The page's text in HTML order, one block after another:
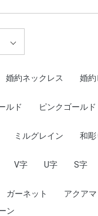
婚約ネックレス 婚約
ルド ピンクゴールド
ミルグレイン 和彫
V字 U字 S字
ガーネット アクア
ン